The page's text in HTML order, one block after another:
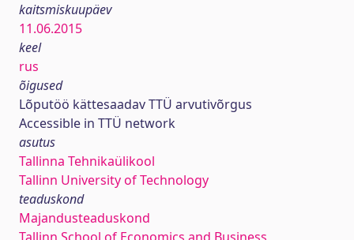
kaitsmiskuupäev
11.06.2015
keel
rus
õigused
Lõputöö kättesaadav TTÜ arvutivõrgus
Accessible in TTÜ network
asutus
Tallinna Tehnikaülikool
Tallinn University of Technology
teaduskond
Majandusteaduskond